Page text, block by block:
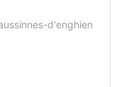
d'enghien